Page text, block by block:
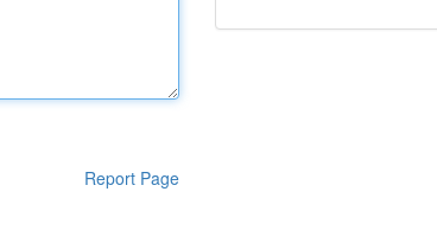
Report Page